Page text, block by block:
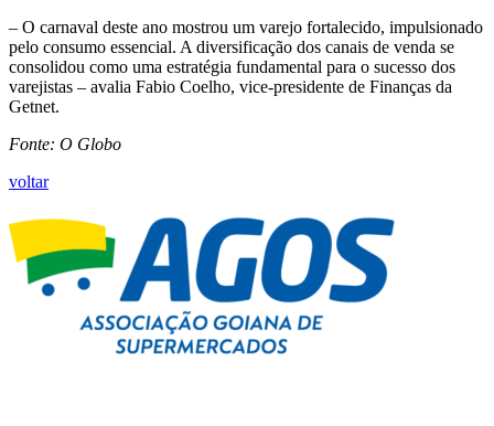
– O carnaval deste ano mostrou um varejo fortalecido, impulsionado
pelo consumo essencial. A diversificação dos canais de venda se
consolidou como uma estratégia fundamental para o sucesso dos
varejistas – avalia Fabio Coelho, vice-presidente de Finanças da
Getnet.
Fonte: O Globo
voltar